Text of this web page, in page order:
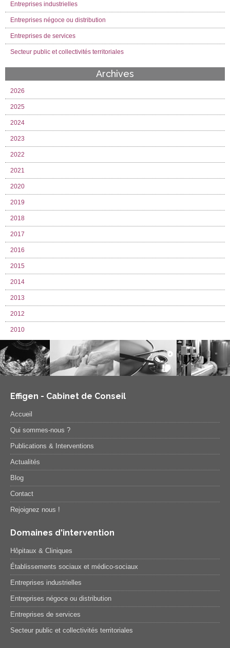
Entreprises industrielles
Entreprises négoce ou distribution
Entreprises de services
Secteur public et collectivités territoriales
Archives
2026
2025
2024
2023
2022
2021
2020
2019
2018
2017
2016
2015
2014
2013
2012
2010
Effigen - Cabinet de Conseil
Accueil
Qui sommes-nous ?
Publications & Interventions
Actualités
Blog
Contact
Rejoignez nous !
Domaines d'intervention
Hôpitaux & Cliniques
Établissements sociaux et médico-sociaux
Entreprises industrielles
Entreprises négoce ou distribution
Entreprises de services
Secteur public et collectivités territoriales